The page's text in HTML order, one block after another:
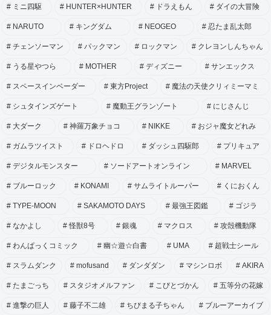
ミニ四駆 HUNTER×HUNTER ドラえもん ダイの大冒険
NARUTO キングダム NEOGEO 忍たま乱太郎
チェンソーマン パックマン ロックマン クレヨンしんちゃん
うる星やつら MOTHER ディズニー サンエックス
スペースインベーダー 東方Project 魔法の天使クリィミーマミ
シュタインズゲート 魔動王グランゾート にじさんじ
大ダーク 神羅万象チョコ NIKKE おジャ魔女どれみ
ガムラツイスト ドロヘドロ ダッシュ四駆郎 プリキュア
デジタルモンスター ソードアートオンライン MARVEL
ブルーロック KONAMI サムライトルーパー くにおくん
TYPE-MOON SAKAMOTO DAYS 最強王図鑑 ゴジラ
なかよし 怪獣8号 銀魂 マクロス 攻殻機動隊
わんぱっくコミック 幽☆遊☆白書 UMA 超戦士シール
スラムダンク mofusand ダンダダン マシンロボ AKIRA
たまごっち スタジオメルファン こびとづかん 五等分の花嫁
進撃の巨人 藤子不二雄 ちびまる子ちゃん ブルーアーカイブ